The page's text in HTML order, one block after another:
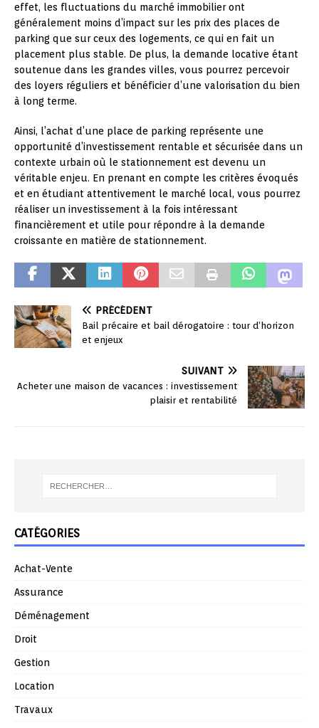
effet, les fluctuations du marché immobilier ont
généralement moins d’impact sur les prix des places de
parking que sur ceux des logements, ce qui en fait un
placement plus stable. De plus, la demande locative étant
soutenue dans les grandes villes, vous pourrez percevoir
des loyers réguliers et bénéficier d’une valorisation du bien
à long terme.
Ainsi, l’achat d’une place de parking représente une
opportunité d’investissement rentable et sécurisée dans un
contexte urbain où le stationnement est devenu un
véritable enjeu. En prenant en compte les critères évoqués
et en étudiant attentivement le marché local, vous pourrez
réaliser un investissement à la fois intéressant
financièrement et utile pour répondre à la demande
croissante en matière de stationnement.
PRÉCÉDENT
Bail précaire et bail dérogatoire : tour d’horizon
et enjeux
SUIVANT
Acheter une maison de vacances : investissement
plaisir et rentabilité
CATÉGORIES
Achat-Vente
Assurance
Déménagement
Droit
Gestion
Location
Travaux